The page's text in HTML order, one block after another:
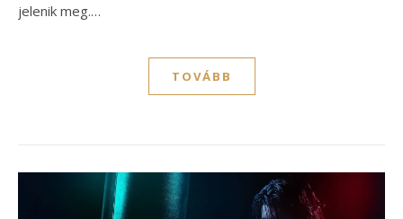
jelenik meg.…
TOVÁBB